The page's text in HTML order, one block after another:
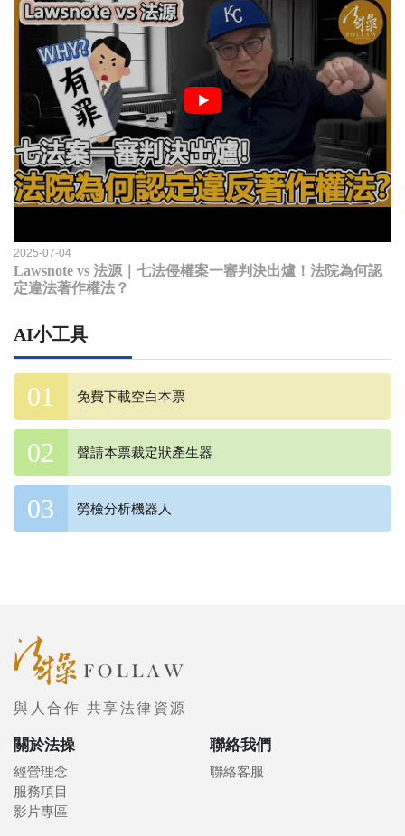
2025-07-04
Lawsnote vs 法源｜七法侵權案一審判決出爐！法院為何認
定違法著作權法？
AI小工具
免費下載空白本票
聲請本票裁定狀產生器
勞檢分析機器人
與人合作 共享法律資源
關於法操
經營理念
服務項目
影片專區
聯絡我們
聯絡客服